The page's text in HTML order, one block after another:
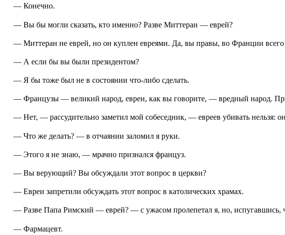
— Конечно.
— Вы бы могли сказать, кто именно? Разве Миттеран — еврей?
— Миттеран не еврей, но он куплен евреями. Да, вы правы, во Франции всего
— А если бы вы были президентом?
— Я бы тоже был не в состоянии что-либо сделать.
— Французы — великий народ, евреи, как вы говорите, — вредный народ.
— Нет, — рассудительно заметил мой собеседник, — евреев убивать нельзя:
— Что же делать? — в отчаянии заломил я руки.
— Этого я не знаю, — мрачно признался француз.
— Вы верующий? Вы обсуждали этот вопрос в церкви?
— Евреи запретили обсуждать этот вопрос в католических храмах.
— Разве Папа Римский — еврей? — с ужасом пролепетал я, но,
— Фармацевт.